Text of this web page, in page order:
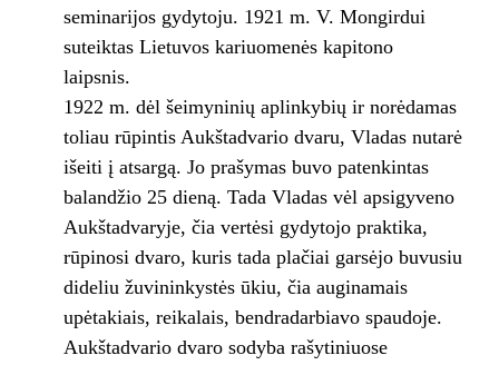
seminarijos gydytoju. 1921 m. V. Mongirdui
suteiktas Lietuvos kariuomenės kapitono
laipsnis.
1922 m. dėl šeimyninių aplinkybių ir norėdamas
toliau rūpintis Aukštadvario dvaru, Vladas nutarė
išeiti į atsargą. Jo prašymas buvo patenkintas
balandžio 25 dieną. Tada Vladas vėl apsigyveno
Aukštadvaryje, čia vertėsi gydytojo praktika,
rūpinosi dvaro, kuris tada plačiai garsėjo buvusiu
dideliu žuvininkystės ūkiu, čia auginamais
upėtakiais, reikalais, bendradarbiavo spaudoje.
Aukštadvario dvaro sodyba rašytiniuose